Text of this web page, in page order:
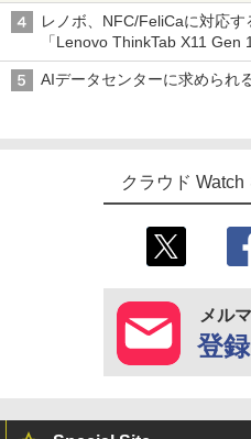
レノボ、NFC/FeliCaに対応
「Lenovo ThinkTab X11 Gen
AIデータセンターに求められ
クラウド Watch
メル
登